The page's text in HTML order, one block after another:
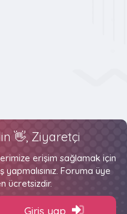
👋, Ziyaretçi
erişim sağlamak için
Foruma üye
ücretsizdir.
Giriş yap